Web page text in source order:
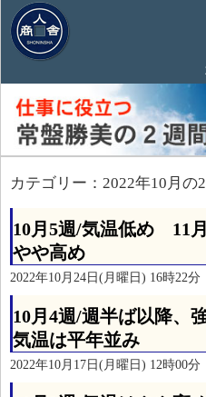
カテゴリー：2022年10月の
10月5週/気温低め 11
やや高め
2022年10月24日(月曜日) 16時22分
10月4週/週半ば以降、
気温は平年並み
2022年10月17日(月曜日) 12時00分